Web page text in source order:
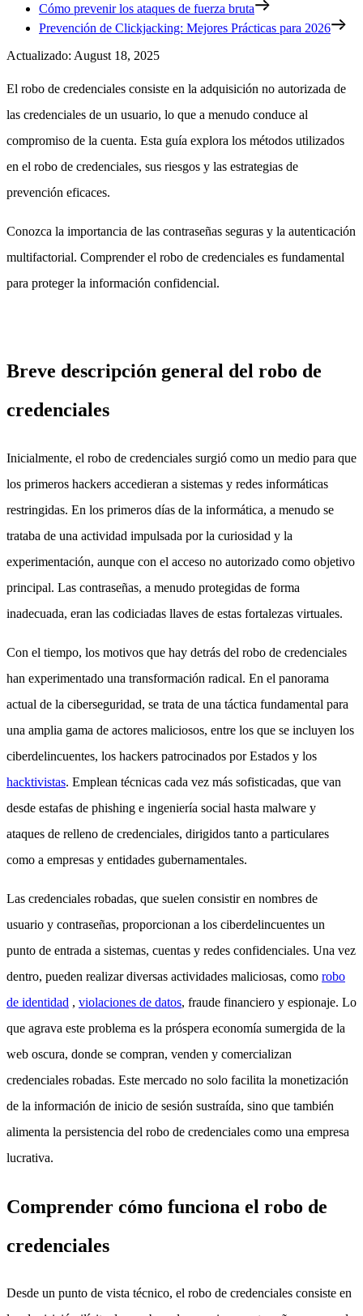
Cómo prevenir los ataques de fuerza bruta
Prevención de Clickjacking: Mejores Prácticas para 2026
Actualizado: August 18, 2025
El robo de credenciales consiste en la adquisición no autorizada de
las credenciales de un usuario, lo que a menudo conduce al
compromiso de la cuenta. Esta guía explora los métodos utilizados
en el robo de credenciales, sus riesgos y las estrategias de
prevención eficaces.
Conozca la importancia de las contraseñas seguras y la autenticación
multifactorial. Comprender el robo de credenciales es fundamental
para proteger la información confidencial.
Breve descripción general del robo de
credenciales
Inicialmente, el robo de credenciales surgió como un medio para que
los primeros hackers accedieran a sistemas y redes informáticas
restringidas. En los primeros días de la informática, a menudo se
trataba de una actividad impulsada por la curiosidad y la
experimentación, aunque con el acceso no autorizado como objetivo
principal. Las contraseñas, a menudo protegidas de forma
inadecuada, eran las codiciadas llaves de estas fortalezas virtuales.
Con el tiempo, los motivos que hay detrás del robo de credenciales
han experimentado una transformación radical. En el panorama
actual de la ciberseguridad, se trata de una táctica fundamental para
una amplia gama de actores maliciosos, entre los que se incluyen los
ciberdelincuentes, los hackers patrocinados por Estados y los
hacktivistas. Emplean técnicas cada vez más sofisticadas, que van
desde estafas de phishing e ingeniería social hasta malware y
ataques de relleno de credenciales, dirigidos tanto a particulares
como a empresas y entidades gubernamentales.
Las credenciales robadas, que suelen consistir en nombres de
usuario y contraseñas, proporcionan a los ciberdelincuentes un
punto de entrada a sistemas, cuentas y redes confidenciales. Una vez
dentro, pueden realizar diversas actividades maliciosas, como robo
de identidad , violaciones de datos, fraude financiero y espionaje. Lo
que agrava este problema es la próspera economía sumergida de la
web oscura, donde se compran, venden y comercializan
credenciales robadas. Este mercado no solo facilita la monetización
de la información de inicio de sesión sustraída, sino que también
alimenta la persistencia del robo de credenciales como una empresa
lucrativa.
Comprender cómo funciona el robo de
credenciales
Desde un punto de vista técnico, el robo de credenciales consiste en